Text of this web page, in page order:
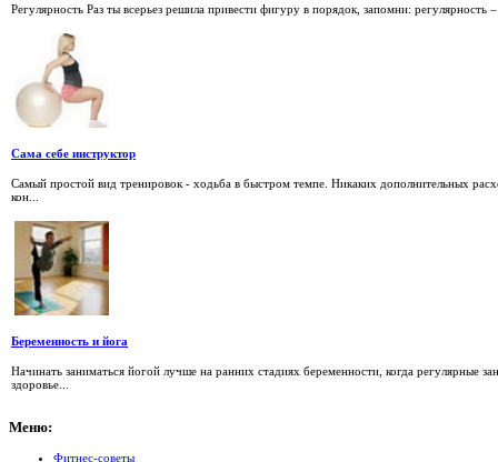
Регулярность Раз ты всерьез решила привести фигуру в порядок, запомни:
Сама себе инструктор
Самый простой вид тренировок - ходьба в быстром темпе. Никаких дополнительных
кон...
Беременность и йога
Начинать заниматься йогой лучше на ранних стадиях беременности, когда регулярные
здоровье...
Меню:
Фитнес-советы